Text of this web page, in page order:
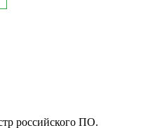
российского ПО.